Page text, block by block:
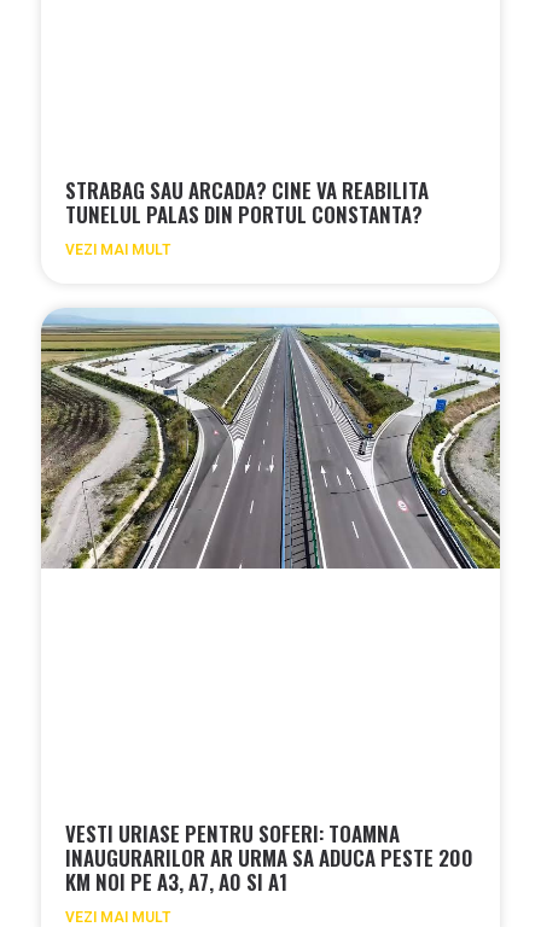
STRABAG SAU ARCADA? CINE VA REABILITA
TUNELUL PALAS DIN PORTUL CONSTANTA?
VEZI MAI MULT
VESTI URIASE PENTRU SOFERI: TOAMNA
INAUGURARILOR AR URMA SA ADUCA PESTE 200
KM NOI PE A3, A7, A0 SI A1
VEZI MAI MULT